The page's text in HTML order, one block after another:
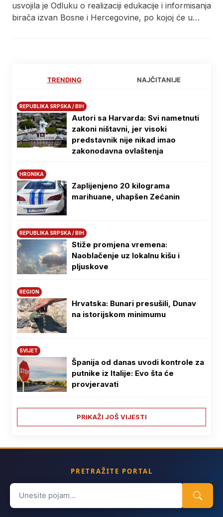
usvojila je Odluku o realizaciji edukacije i informisanja
birača izvan Bosne i Hercegovine, po kojoj će u…
TRENDING NAJČITANIJE
REPUBLIKA SRPSKA / BIH
Autori sa Harvarda: Svi nametnuti
zakoni ništavni, jer visoki
predstavnik nije nikad imao
zakonodavna ovlaštenja
HRONIKA
Zaplijenjeno 20 kilograma
marihuane, uhapšen Zećanin
REPUBLIKA SRPSKA / BIH
Stiže promjena vremena:
Naoblačenje uz lokalnu kišu i
pljuskove
REGION
Hrvatska: Bunari presušili, Dunav
na istorijskom minimumu
SVIJET
Španija od danas uvodi kontrole za
putnike iz Italije: Evo šta će
provjeravati
PRIKAŽI JOŠ VIJESTI
PRETRAŽITE PORTAL
Search
for: